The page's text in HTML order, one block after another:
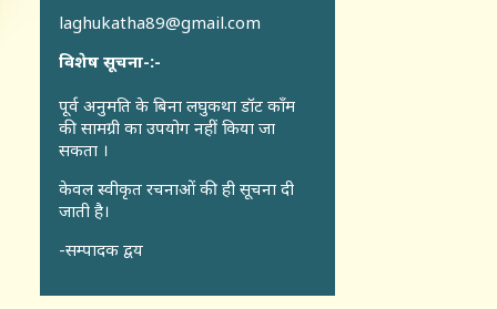
laghukatha89@gmail.com
विशेष सूचना-:-
पूर्व अनुमति के बिना लघुकथा डॉट कॉंम
की सामग्री का उपयोग नहीं किया जा
सकता ।
केवल स्वीकृत रचनाओं की ही सूचना दी
जाती है।
-सम्पादक द्वय